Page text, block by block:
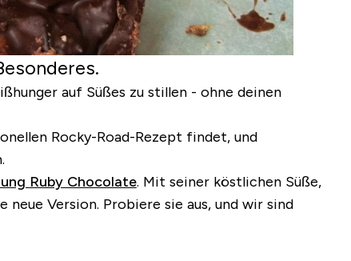
auf Süßes zu stillen - ohne deinen
Rocky-Road-Rezept findet, und
Ruby Chocolate. Mit seiner köstlichen Süße,
Version. Probiere sie aus, und wir sind